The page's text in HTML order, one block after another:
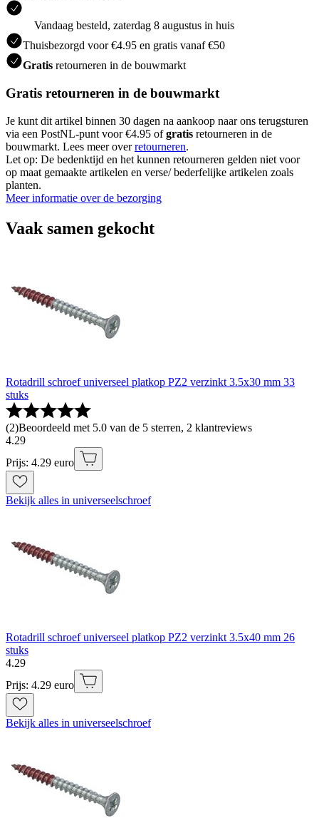
Vandaag besteld, zaterdag 8 augustus in huis
Thuisbezorgd voor €4.95 en gratis vanaf €50
Gratis retourneren in de bouwmarkt
Gratis retourneren in de bouwmarkt
Je kunt dit artikel binnen 30 dagen na aankoop naar ons terugsturen
via een PostNL-punt voor €4.95 ofgratis retourneren in de
bouwmarkt. Lees meer overretourneren.
Let op: De bedenktijd en het kunnen retourneren gelden niet voor
op maat gemaakte artikelen en verse/ bederfelijke artikelen zoals
planten.
Meer informatie over de bezorging
Vaak samen gekocht
Rotadrill schroef universeel platkop PZ2 verzinkt 3.5x30 mm 33
stuks
(2)Beoordeeld met 5.0 van de 5 sterren, 2 klantreviews
4.29
Prijs: 4.29 euro
Bekijk alles in universeelschroef
Rotadrill schroef universeel platkop PZ2 verzinkt 3.5x40 mm 26
stuks
4.29
Prijs: 4.29 euro
Bekijk alles in universeelschroef